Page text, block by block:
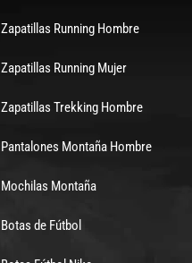
Zapatillas Running Hombre
Zapatillas Running Mujer
Zapatillas Trekking Hombre
Pantalones Montaña Hombre
Mochilas Montaña
Botas de Fútbol